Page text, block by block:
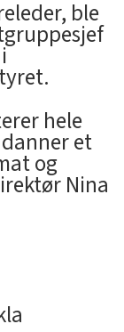
ble
hele
et
og
Nina